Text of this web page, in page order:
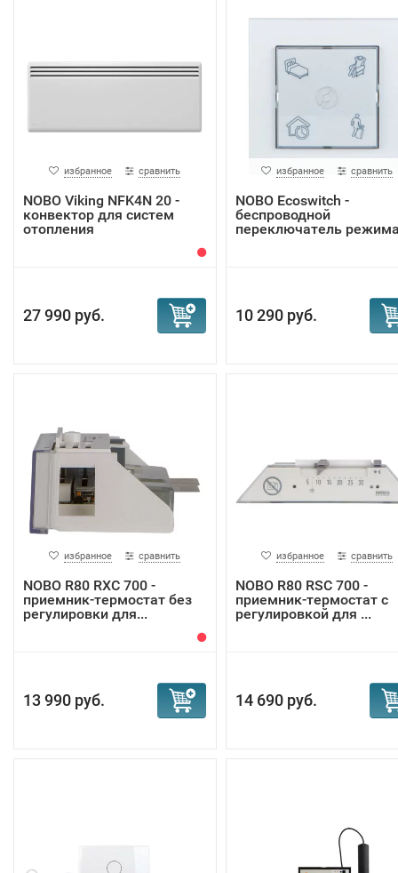
избранное сравнить
NOBO Viking NFK4N 20 -
конвектор для систем
отопления
27 990 руб.
избранное сравнить
NOBO Ecoswitch -
беспроводной
переключатель
10 290 руб.
избранное сравнить
NOBO R80 RXC 700 -
приемник-термостат без
регулировки для...
13 990 руб.
избранное сравнить
NOBO R80 RSC 700 -
приемник-термостат с
регулировкой для ...
14 690 руб.